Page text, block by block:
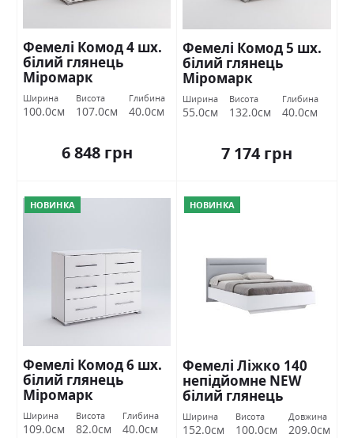
Фемелі Комод 4 шх.
білий глянець
Міромарк
Ширина
100.0см
Висота
107.0см
Глибина
40.0см
6 848 грн
Фемелі Комод 5 шх.
білий глянець
Міромарк
Ширина
55.0см
Висота
132.0см
Глибина
40.0см
7 174 грн
НОВИНКА
Фемелі Комод 6 шх.
білий глянець
Міромарк
Ширина
109.0см
Висота
82.0см
Глибина
40.0см
НОВИНКА
Фемелі Ліжко 140
непідйомне NEW
білий глянець
Міромарк
Ширина
152.0см
Висота
100.0см
Довжина
209.0см